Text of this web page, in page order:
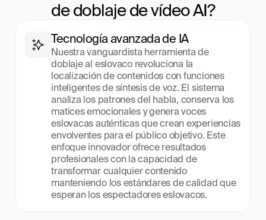
de doblaje de vídeo AI?
Tecnología avanzada de IA
Nuestra vanguardista herramienta de
doblaje al eslovaco revoluciona la
localización de contenidos con funciones
inteligentes de síntesis de voz. El sistema
analiza los patrones del habla, conserva los
matices emocionales y genera voces
eslovacas auténticas que crean experiencias
envolventes para el público objetivo. Este
enfoque innovador ofrece resultados
profesionales con la capacidad de
transformar cualquier contenido
manteniendo los estándares de calidad que
esperan los espectadores eslovacos.